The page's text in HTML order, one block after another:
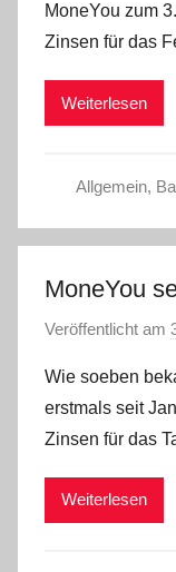
MoneYou zum
Zinsen für das
Weiterlesen
Allgemein,
MoneYou
Veröffentlicht am
Wie soeben
erstmals seit
Zinsen für das
Weiterlesen